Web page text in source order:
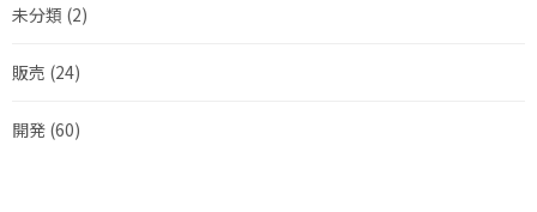
未分類 (2)
販売 (24)
開発 (60)